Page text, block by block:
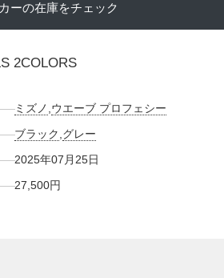
ーの在庫をチェック
2COLORS
ミズノ ウエーブ プロフェシー
ブラック グレー
2025年07月25日
27,500円